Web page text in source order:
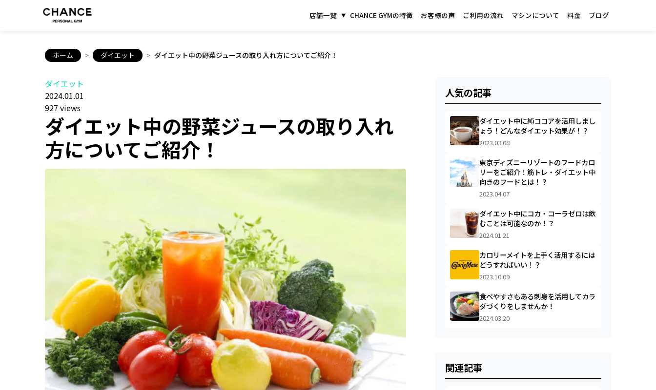
店舗一覧 CHANCE GYMの特徴 お客様の声 ご利用の流れ マシンについて 料金 ブログ
ホーム > ダイエット > ダイエット中の野菜ジュースの取り入れ方についてご紹介！
ダイエット
2024.01.01
927 views
ダイエット中の野菜ジュースの取り入れ
方についてご紹介！
人気の記事
ダイエット中に純ココアを活用しまし
ょう！どんなダイエット効果が！？
2023.03.08
東京ディズニーリゾートのフードカロ
リーをご紹介！筋トレ・ダイエット中
向きのフードとは！？
2023.04.07
ダイエット中にコカ・コーラゼロは飲
むことは可能なのか！？
2024.01.21
カロリーメイトを上手く活用するには
どうすればいい！？
2023.10.09
食べやすさもある刺身を活用してカラ
ダづくりをしませんか！
2024.03.20
関連記事